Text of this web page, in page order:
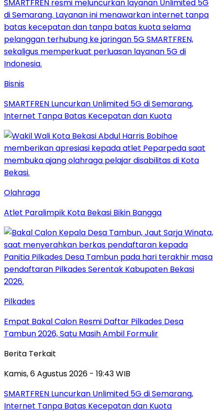
Bisnis
SMARTFREN Luncurkan Unlimited 5G di Semarang,
Internet Tanpa Batas Kecepatan dan Kuota
Olahraga
Atlet Paralimpik Kota Bekasi Bikin Bangga
Pilkades
Empat Bakal Calon Resmi Daftar Pilkades Desa
Tambun 2026, Satu Masih Ambil Formulir
Berita Terkait
Kamis, 6 Agustus 2026 - 19:43 WIB
SMARTFREN Luncurkan Unlimited 5G di Semarang,
Internet Tanpa Batas Kecepatan dan Kuota